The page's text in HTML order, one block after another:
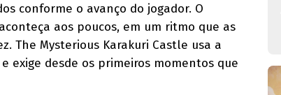
conforme o avanço do jogador. O
aos poucos, em um ritmo que as
The Mysterious Karakuri Castle usa a
exige desde os primeiros momentos que